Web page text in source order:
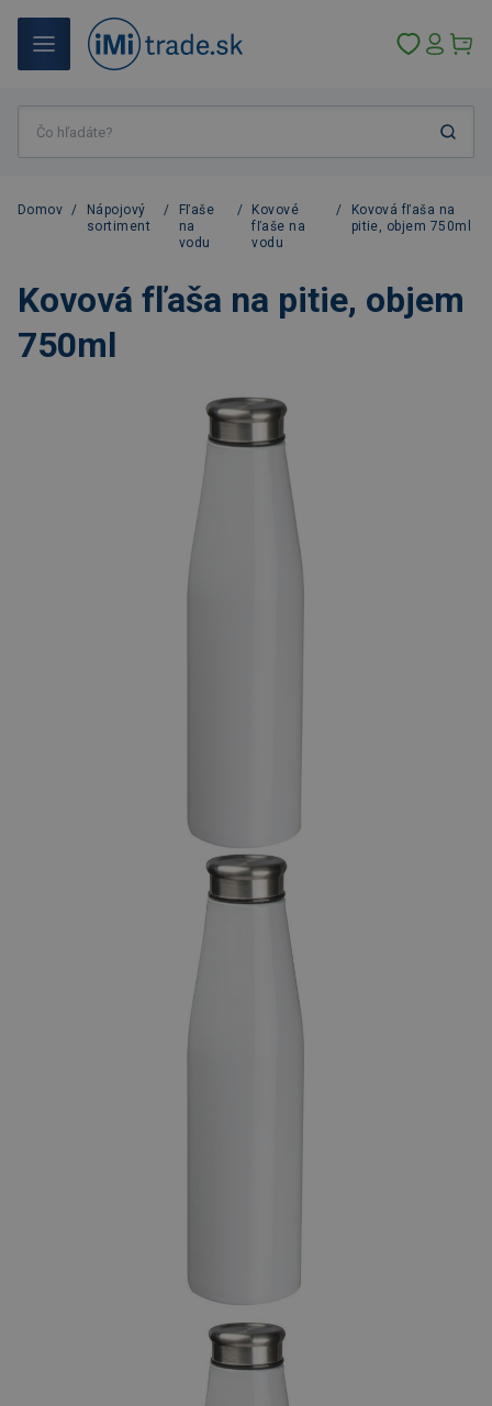
Domov /
Nápojový
sortiment
/
Fľaše
na
vodu
/
Kovové
fľaše na
vodu
/
Kovová fľaša na
pitie, objem 750ml
Kovová fľaša na pitie, objem
750ml